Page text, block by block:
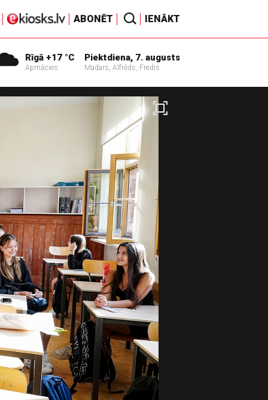
ABONĒT IENĀKT
Rīgā +17 °C
Apmācies
Piektdiena, 7. augusts
Madars, Alfrēds, Fredis